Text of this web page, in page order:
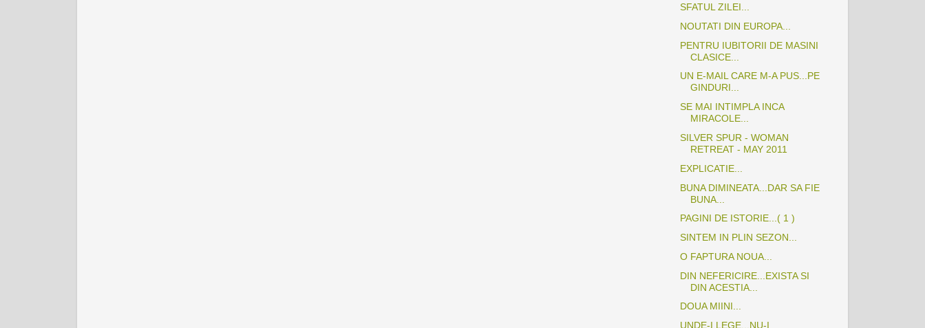
SFATUL ZILEI...
NOUTATI DIN EUROPA...
PENTRU IUBITORII DE MASINI
CLASICE...
UN E-MAIL CARE M-A PUS...PE
GINDURI...
SE MAI INTIMPLA INCA
MIRACOLE...
SILVER SPUR - WOMAN
RETREAT - MAY 2011
EXPLICATIE...
BUNA DIMINEATA...DAR SA FIE
BUNA...
PAGINI DE ISTORIE...( 1 )
SINTEM IN PLIN SEZON...
O FAPTURA NOUA...
DIN NEFERICIRE...EXISTA SI
DIN ACESTIA...
DOUA MIINI...
UNDE-I LEGE...NU-I